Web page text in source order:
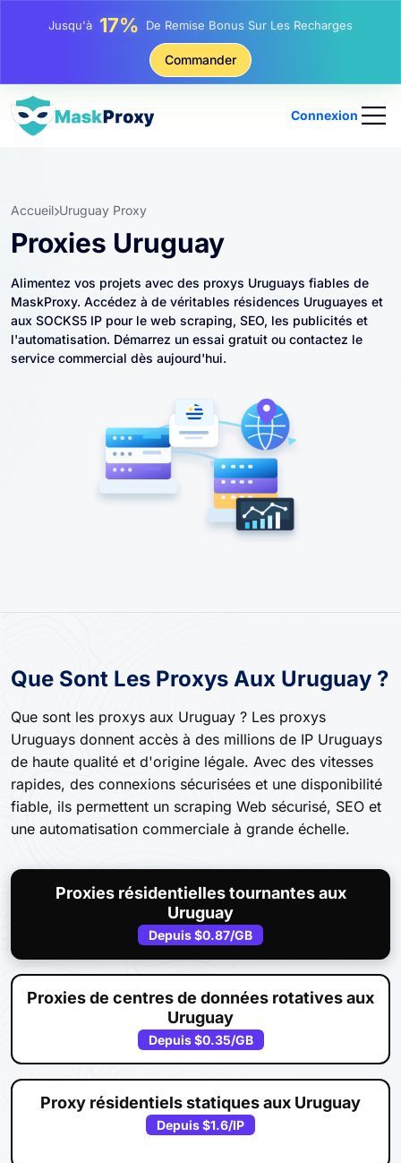
Jusqu'à25%Remise Sur Les Achats Statiques IP
Remise Sur Les Achats Tournants IP
Commander
Connexion
Accueil Uruguay Proxy
Proxies Uruguay
Alimentez vos projets avec des proxys Uruguays fiables de
MaskProxy. Accédez à de véritables résidences Uruguayes et
aux SOCKS5 IP pour le web scraping, SEO, les publicités et
l'automatisation. Démarrez un essai gratuit ou contactez le
service commercial dès aujourd'hui.
Que Sont Les Proxys Aux Uruguay ?
Que sont les proxys aux Uruguay ? Les proxys
Uruguays donnent accès à des millions de IP Uruguays
de haute qualité et d'origine légale. Avec des vitesses
rapides, des connexions sécurisées et une disponibilité
fiable, ils permettent un scraping Web sécurisé, SEO et
une automatisation commerciale à grande échelle.
Proxies résidentielles tournantes aux
Uruguay
Depuis$0.87/GB
Proxies de centres de données rotatives aux
Uruguay
Depuis$0.35/GB
Proxy résidentiels statiques aux Uruguay
Depuis$1.6/IP